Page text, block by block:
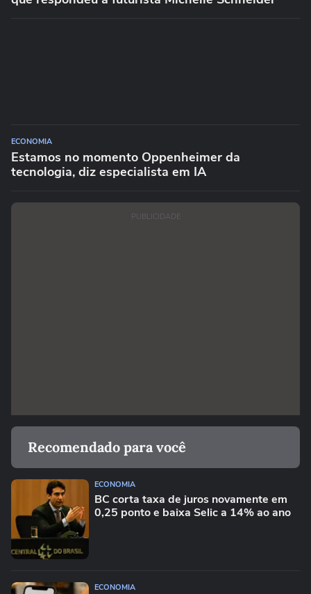
ECONOMIA
Estamos no momento Oppenheimer da
tecnologia, diz especialista em IA
PUBLICIDADE
Recomendado para você
ECONOMIA
BC corta taxa de juros novamente em
0,25 ponto e baixa Selic a 14% ao ano
ECONOMIA